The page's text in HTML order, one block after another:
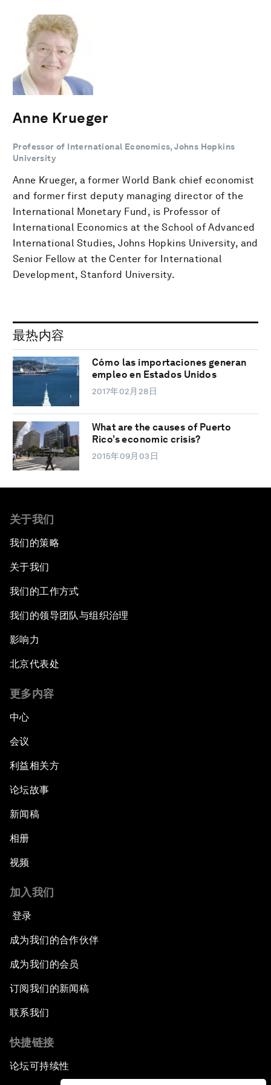
Anne Krueger
Professor of International Economics, Johns Hopkins
University
Anne Krueger, a former World Bank chief economist
and former first deputy managing director of the
International Monetary Fund, is Professor of
International Economics at the School of Advanced
International Studies, Johns Hopkins University, and
Senior Fellow at the Center for International
Development, Stanford University.
最热内容
Cómo las importaciones generan
empleo en Estados Unidos
2017年02月28日
What are the causes of Puerto
Rico’s economic crisis?
2015年09月03日
关于我们
我们的策略
关于我们
我们的工作方式
我们的领导团队与组织治理
影响力
北京代表处
更多内容
中心
会议
利益相关方
论坛故事
新闻稿
相册
视频
加入我们
登录
成为我们的合作伙伴
成为我们的会员
订阅我们的新闻稿
联系我们
快捷链接
论坛可持续性